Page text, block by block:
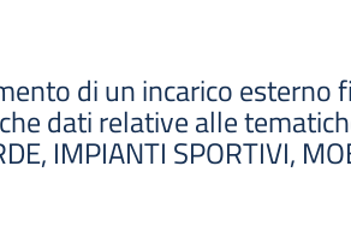
di un incarico esterno
dati relative alle
IMPIANTI SPORTIVI,